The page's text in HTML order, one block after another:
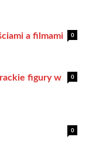
0
a filmami
0
figury w
0